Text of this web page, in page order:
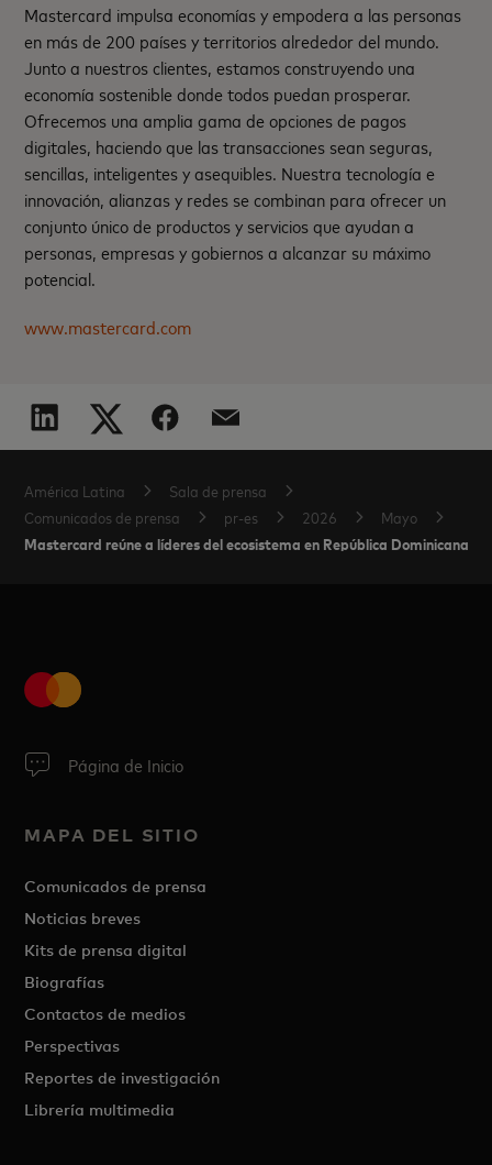
Mastercard impulsa economías y empodera a las personas
en más de 200 países y territorios alrededor del mundo.
Junto a nuestros clientes, estamos construyendo una
economía sostenible donde todos puedan prosperar.
Ofrecemos una amplia gama de opciones de pagos
digitales, haciendo que las transacciones sean seguras,
sencillas, inteligentes y asequibles. Nuestra tecnología e
innovación, alianzas y redes se combinan para ofrecer un
conjunto único de productos y servicios que ayudan a
personas, empresas y gobiernos a alcanzar su máximo
potencial.
www.mastercard.com
América Latina
Sala de prensa
Comunicados de prensa
pr-es 2026 Mayo
Mastercard reúne a líderes del ecosistema en República Dominicana
Página de Inicio
MAPA DEL SITIO
Comunicados de prensa
Noticias breves
Kits de prensa digital
Biografías
Contactos de medios
Perspectivas
Reportes de investigación
Librería multimedia